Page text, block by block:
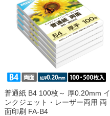
普通紙 B4 100枚～ 厚0.20mm イ
ンクジェット・レーザー両用 両
面印刷 FA-B4